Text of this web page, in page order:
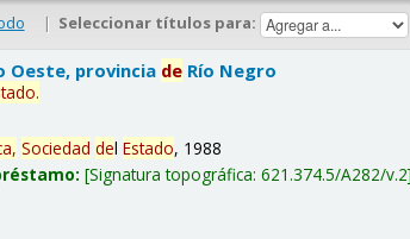
| Seleccionar títulos para:
Oeste, provincia de Río Negro
.
Sociedad delEstado, 1988
Signatura topográfica:621.374.5/A282/v.2